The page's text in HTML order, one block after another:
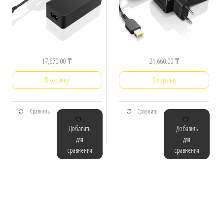
17,670.00₸
В корзину
Сравнить
Добавить
для
сравнения
21,660.00₸
В корзину
Сравнить
Добавить
для
сравнения